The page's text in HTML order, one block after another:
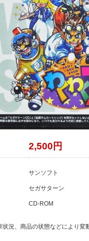
2,500円
サンソフト
セガサターン
CD-ROM
況、商品の状態などにより変